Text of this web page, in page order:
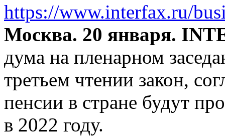
https://www.interfax.ru/
Москва. 20 января.
дума на пленарном
третьем чтении закон,
пенсии в стране будут
в 2022 году.